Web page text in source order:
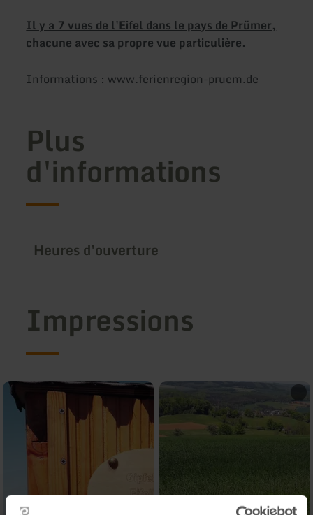
Il y a 7 vues de l'Eifel dans le pays de Prümer,
chacune avec sa propre vue particulière.
Informations : www.ferienregion-pruem.de
Plus
d'informations
Heures d'ouverture
Impressions